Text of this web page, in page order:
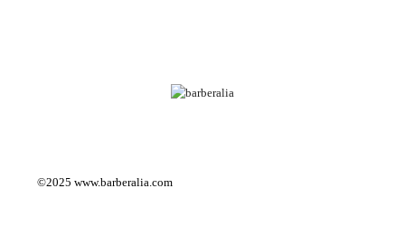
©2025www.barberalia.com